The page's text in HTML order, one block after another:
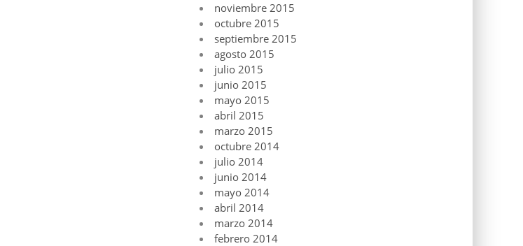
noviembre 2015
octubre 2015
septiembre 2015
agosto 2015
julio 2015
junio 2015
mayo 2015
abril 2015
marzo 2015
octubre 2014
julio 2014
junio 2014
mayo 2014
abril 2014
marzo 2014
febrero 2014